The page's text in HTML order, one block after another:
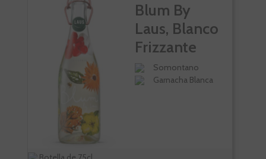
Blum By
Laus, Blanco
Frizzante
Somontano
Garnacha Blanca